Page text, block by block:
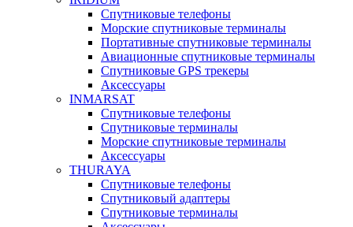
Спутниковые телефоны
Морские спутниковые терминалы
Портативные спутниковые терминалы
Авиационные спутниковые терминалы
Спутниковые GPS трекеры
Аксессуары
INMARSAT
Спутниковые телефоны
Спутниковые терминалы
Морские спутниковые терминалы
Аксессуары
THURAYA
Спутниковые телефоны
Спутниковый адаптеры
Спутниковые терминалы